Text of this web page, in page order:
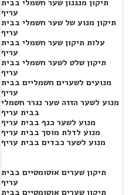
תיקון מנגנון שער חשמלי בבית
עריף
תיקון מנוע של שער חשמלי בבית
עריף
עלות תיקון שער חשמלי בבית
עריף
תיקון שלט לשער חשמלי בבית
עריף
מנועים לשערים חשמליים בבית
עריף
מנוע לשער הזזה שער נגרר חשמלי
בבית עריף
מנוע לשער כנף בבית עריף
מנוע לדלת מוסך בבית עריף
מנוע לשער כבדים בבית עריף
תיקון שערים אוטומטיים בבית
עריף
תיקון שערים אוטומטיים בבית